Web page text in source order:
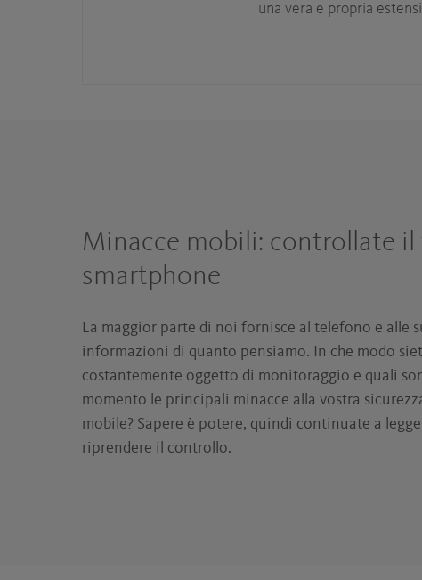
una vera e propria
Minacce mobili: controllate il
smartphone
La maggior parte di noi fornisce al telefono e alle
informazioni di quanto pensiamo. In che modo
costantemente oggetto di monitoraggio e quali
momento le principali minacce alla vostra
mobile? Sapere è potere, quindi continuate a
riprendere il controllo.